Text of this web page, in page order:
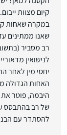
קיום מצוות
במקרה שאחות
שאנו ממתינים
רב מסביר
לנישואין
יחסי מין לאחר
האחות הגדולה
היבמה, פוטר
של רב בהתבסס
להסתדר עם